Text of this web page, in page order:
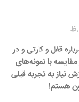
قفل و کارتی و در
با نمونه‌های
نیاز به تجربه قبلی
هستم!